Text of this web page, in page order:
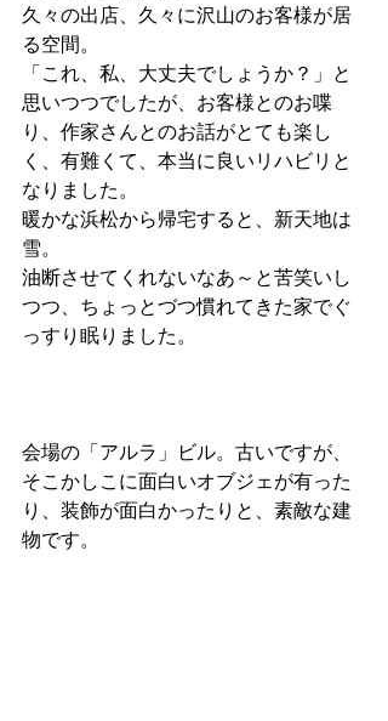
久々の出店、久々に沢山のお客様が居
る空間。
「これ、私、大丈夫でしょうか？」と
思いつつでしたが、お客様とのお喋
り、作家さんとのお話がとても楽し
く、有難くて、本当に良いリハビリと
なりました。
暖かな浜松から帰宅すると、新天地は
雪。
油断させてくれないなあ～と苦笑いし
つつ、ちょっとづつ慣れてきた家でぐ
っすり眠りました。
会場の「アルラ」ビル。古いですが、
そこかしこに面白いオブジェが有った
り、装飾が面白かったりと、素敵な建
物です。